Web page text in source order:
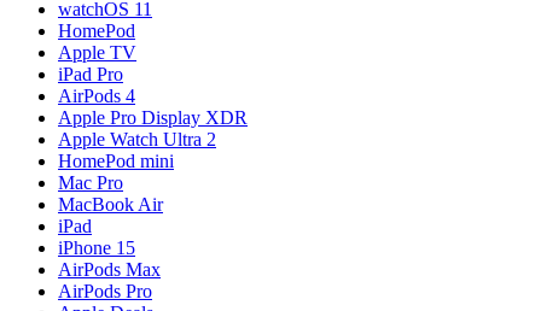
watchOS 11
HomePod
Apple TV
iPad Pro
AirPods 4
Apple Pro Display XDR
Apple Watch Ultra 2
HomePod mini
Mac Pro
MacBook Air
iPad
iPhone 15
AirPods Max
AirPods Pro